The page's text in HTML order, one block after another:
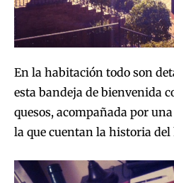
En la habitación todo son
esta bandeja de bienvenida
quesos, acompañada por
la que cuentan la historia del